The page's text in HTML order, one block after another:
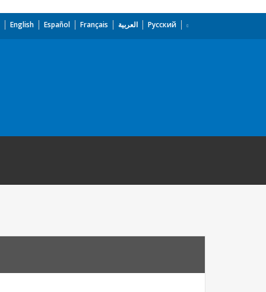
English Español Français العربية Русский